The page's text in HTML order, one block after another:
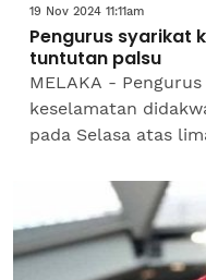
19 Nov 2024 11:11am
Pengurus syarikat
tuntutan palsu
MELAKA -
keselamatan
pada Selasa atas
keselamatan.